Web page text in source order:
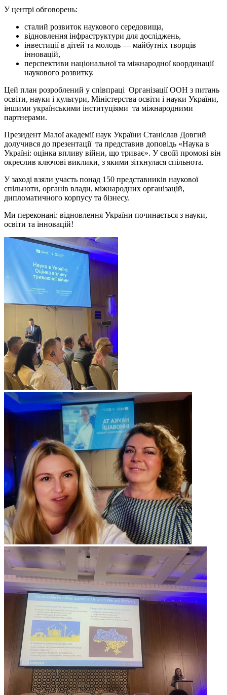
У центрі обговорень:
сталий розвиток наукового середовища,
відновлення інфраструктури для досліджень,
інвестиції в дітей та молодь — майбутніх творців
інновацій,
перспективи національної та міжнародної координації
наукового розвитку.
Цей план розроблений у співпраці Організації ООН з питань
освіти, науки і культури, Міністерства освіти і науки України,
іншими українськими інституціями та міжнародними
партнерами.
Президент Малої академії наук України Станіслав Довгий
долучився до презентації та представив доповідь «Наука в
Україні: оцінка впливу війни, що триває». У своїй промові він
окреслив ключові виклики, з якими зіткнулася спільнота.
У заході взяли участь понад 150 представників наукової
спільноти, органів влади, міжнародних організацій,
дипломатичного корпусу та бізнесу.
Ми переконані: відновлення України починається з науки,
освіти та інновацій!